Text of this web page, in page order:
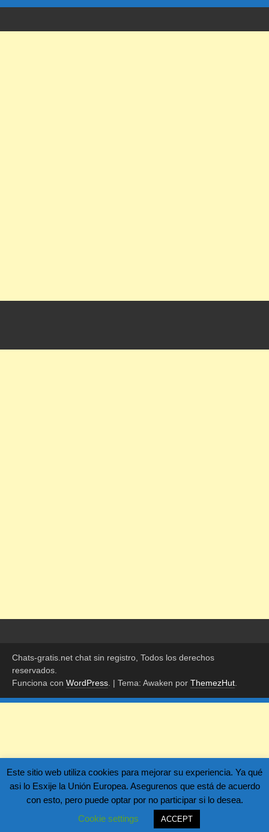
Chats-gratis.net chat sin registro, Todos los derechos
reservados.
Funciona con WordPress | Tema: Awaken por ThemezHut
Este sitio web utiliza cookies para mejorar su experiencia. Ya qué
asi lo Esxije la Unión Europea. Asegurenos que está de acuerdo
con esto, pero puede optar por no participar si lo desea.
Cookie settings
ACCEPT